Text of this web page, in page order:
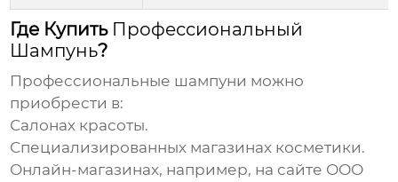
Где Купить Профессиональный
Шампунь?
Профессиональные шампуни можно
приобрести в:
Салонах красоты.
Специализированных магазинах косметики.
Онлайн-магазинах, например, на сайте ООО